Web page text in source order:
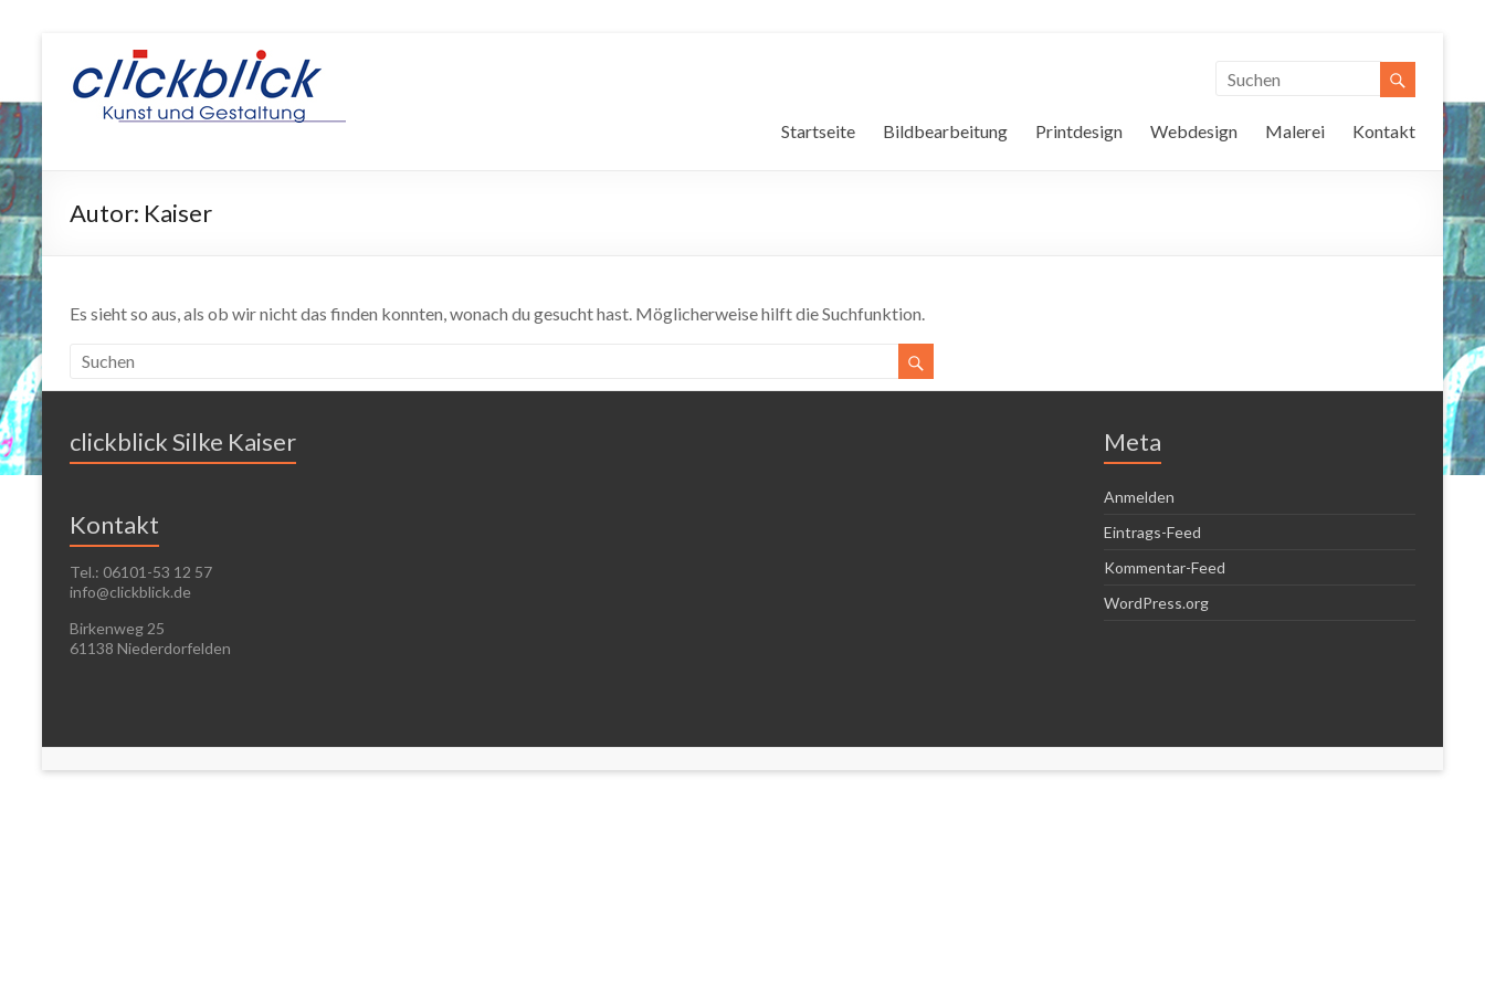
Startseite Bildbearbeitung Printdesign Webdesign Malerei Kontakt
Autor: Kaiser
Es sieht so aus, als ob wir nicht das finden konnten, wonach du gesucht hast. Möglicherweise hilft die Suchfunktion.
clickblick Silke Kaiser
Kontakt
Tel.: 06101-53 12 57
info@clickblick.de
Birkenweg 25
61138 Niederdorfelden
Meta
Anmelden
Eintrags-Feed
Kommentar-Feed
WordPress.org